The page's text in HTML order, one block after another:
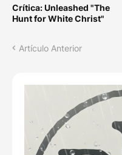
Crítica: Unleashed "The
Hunt for White Christ"
Artículo Anterior